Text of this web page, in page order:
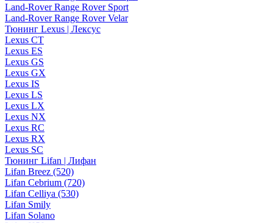
Land-Rover Range Rover Sport
Land-Rover Range Rover Velar
Тюнинг Lexus | Лексус
Lexus CT
Lexus ES
Lexus GS
Lexus GX
Lexus IS
Lexus LS
Lexus LX
Lexus NX
Lexus RC
Lexus RX
Lexus SC
Тюнинг Lifan | Лифан
Lifan Breez (520)
Lifan Cebrium (720)
Lifan Celliya (530)
Lifan Smily
Lifan Solano